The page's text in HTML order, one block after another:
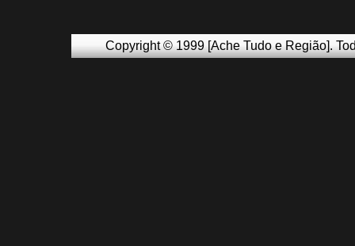
Copyright © 1999 [Ache Tudo e Região].